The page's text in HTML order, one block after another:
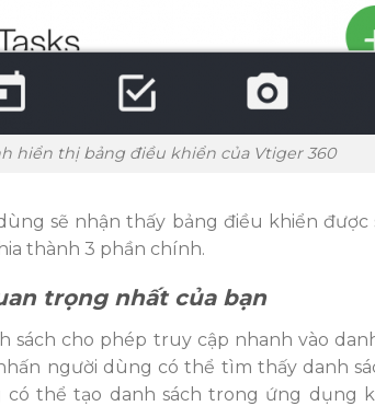
hiển thị bảng điều khiển của Vtiger 360
sẽ nhận thấy bảng điều khiển được
thành 3 phần chính.
trọng nhất của bạn
sách cho phép truy cập nhanh vào
người dùng có thể tìm thấy danh
thể tạo danh sách trong ứng dụng